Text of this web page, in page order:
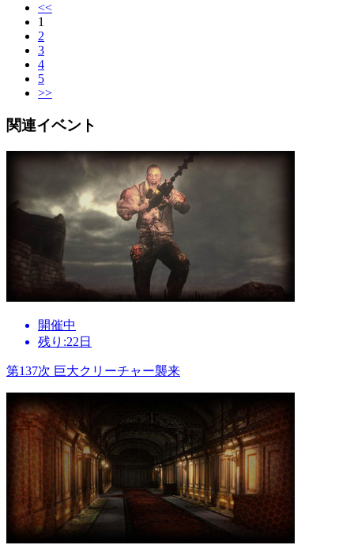
<<
1
2
3
4
5
>>
関連イベント
開催中
残り:22日
第137次 巨大クリーチャー襲来